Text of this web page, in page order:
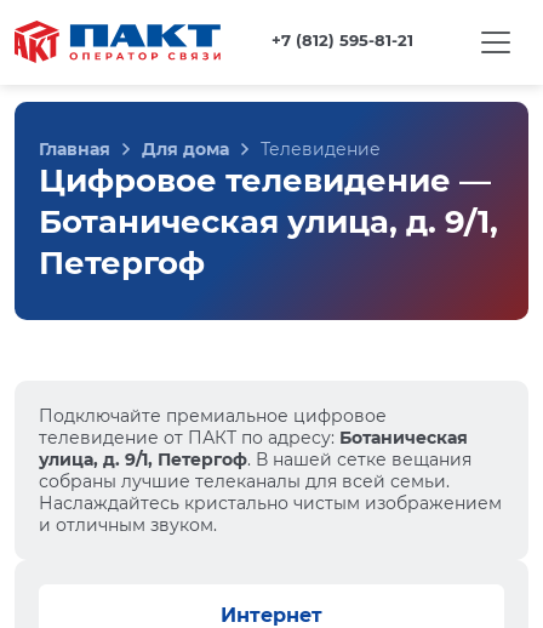
+7 (812) 595-81-21
Главная Для дома Телевидение
Цифровое телевидение —
Ботаническая улица, д. 9/1,
Петергоф
Подключайте премиальное цифровое
телевидение от ПАКТ по адресу: Ботаническая
улица, д. 9/1, Петергоф. В нашей сетке вещания
собраны лучшие телеканалы для всей семьи.
Наслаждайтесь кристально чистым изображением
и отличным звуком.
Интернет